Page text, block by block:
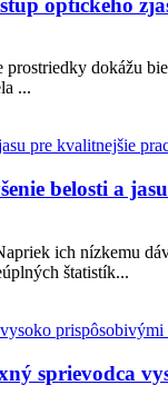
dokážu
...
belosti a
ich nízkemu
štatistík...
sprievodca